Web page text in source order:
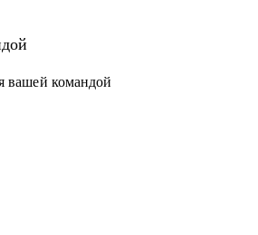
я проведу для тебя обзор на
вашей командой